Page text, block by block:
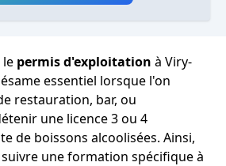
le permis d'exploitation à Viry-
essentiel lorsque l'on
restauration, bar, ou
une licence 3 ou 4
de boissons alcoolisées. Ainsi,
une formation spécifique à